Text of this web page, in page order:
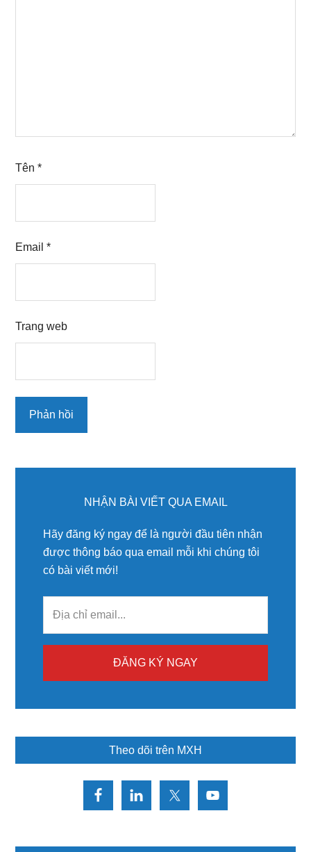
Tên*
Email*
Trang web
NHẬN BÀI VIẾT QUA EMAIL
Hãy đăng ký ngay để là người đầu tiên nhận
được thông báo qua email mỗi khi chúng tôi
có bài viết mới!
Theo dõi trên MXH